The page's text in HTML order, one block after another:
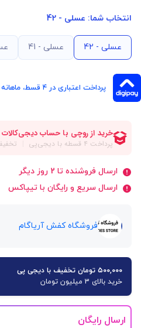
انتخاب شما: عسلی - 42
عسلی - 42 عسلی - 41
پرداخت اعتباری در ۴ قسط، ماهانه 861,000 تومان
ارسال فروشنده تا 2 روز دیگر
ارسال سریع و رایگان با تیپاکس
فروشگاه کفش آریاگام
۵۰۰,۰۰۰ تومان تخفیف با دیجی پی
خرید بالای 3 میلیون تومان
ارسال رایگان